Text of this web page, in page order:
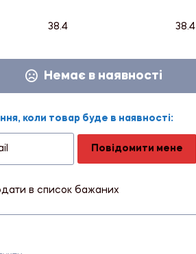
38.4 38.4
Немає в наявності
коли товар буде в наявності:
Повідомити мене
в список бажаних